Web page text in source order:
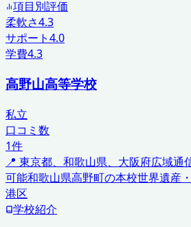
項目別評価
柔軟さ4.3
サポート4.0
学費4.3
高野山高等学校
私立
口コミ数
1件
📍 東京都、和歌山県、大阪府広域通
可能和歌山県高野町の本校世界遺産
港区
学校紹介